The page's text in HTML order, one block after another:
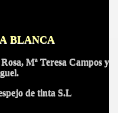
BLANCA
Mª Teresa Campos y
de tinta S.L